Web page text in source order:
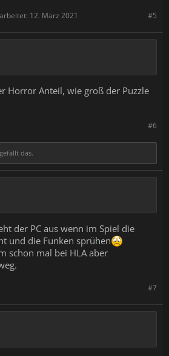
#5
12. März 2021
Horror Anteil, wie groß der Puzzle
#6
gefällt das.
der PC aus wenn im Spiel die
und die Funken sprühen
schon mal bei HLA aber
#7